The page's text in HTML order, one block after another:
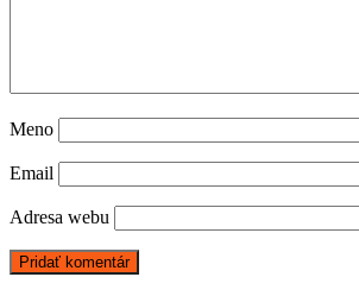
Meno
Email
Adresa webu